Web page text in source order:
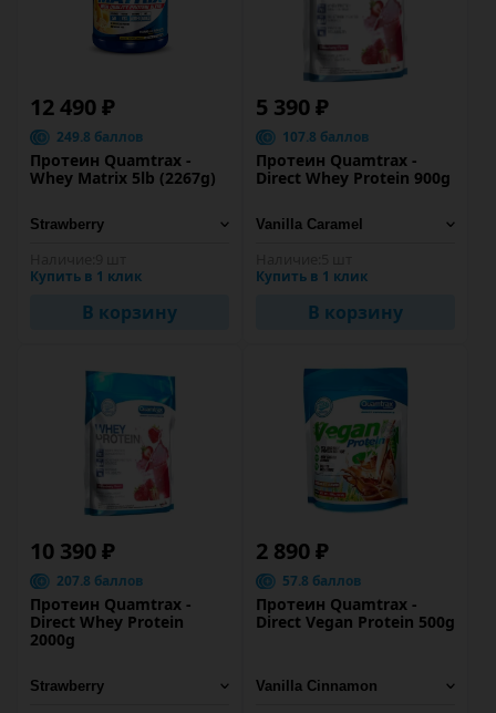
12 490 ₽
249.8 баллов
Протеин Quamtrax -
Whey Matrix 5lb (2267g)
Купить в 1 клик
В корзину
5 390 ₽
107.8 баллов
Протеин Quamtrax -
Direct Whey Protein 900g
Купить в 1 клик
В корзину
10 390 ₽
207.8 баллов
Протеин Quamtrax -
Direct Whey Protein
2000g
2 890 ₽
57.8 баллов
Протеин Quamtrax -
Direct Vegan Protein 500g